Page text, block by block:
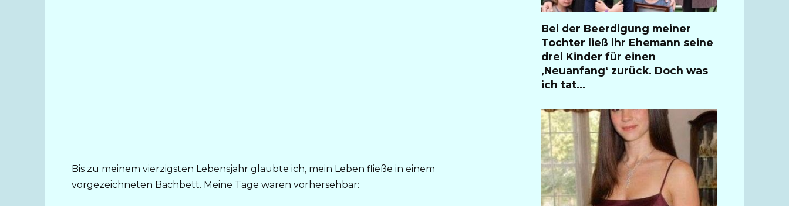
Bis zu meinem vierzigsten Lebensjahr glaubte ich, mein Leben fließe in einem
vorgezeichneten Bachbett. Meine Tage waren vorhersehbar:
Bei der Beerdigung meiner
Tochter ließ ihr Ehemann seine
drei Kinder für einen
‚Neuanfang‘ zurück. Doch was
ich tat…